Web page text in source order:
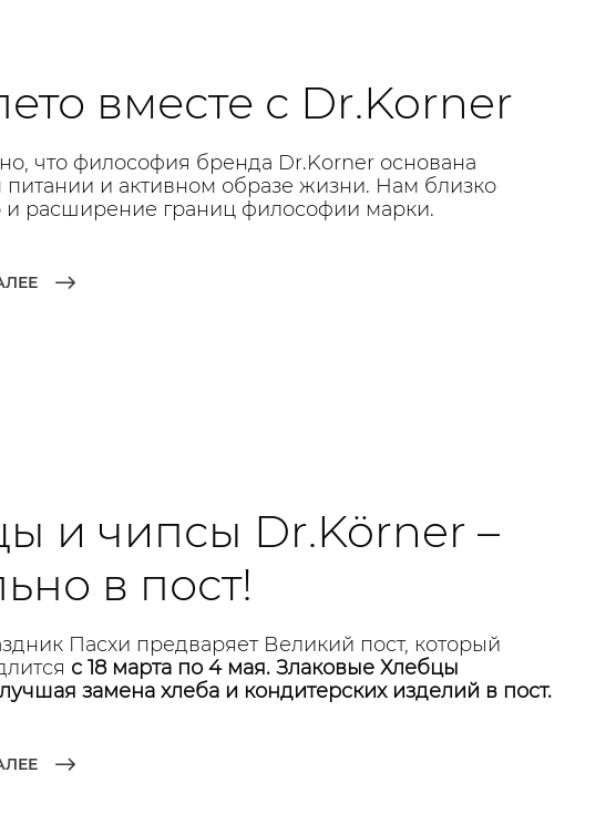
вместе с Dr.Korner
что философия бренда Dr.Korner основана
питании и активном образе жизни. Нам близко
и расширение границ философии марки.
и чипсы Dr.Körner –
в пост!
Пасхи предваряет Великий пост, который
с 18 марта по 4 мая. Злаковые Хлебцы
замена хлеба и кондитерских изделий в пост.